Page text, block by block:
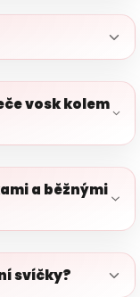
vosk kolem
a běžnými
svíčky?